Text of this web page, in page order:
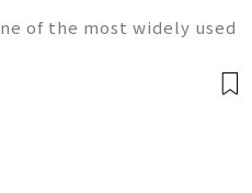
of the most widely used
operations, custo